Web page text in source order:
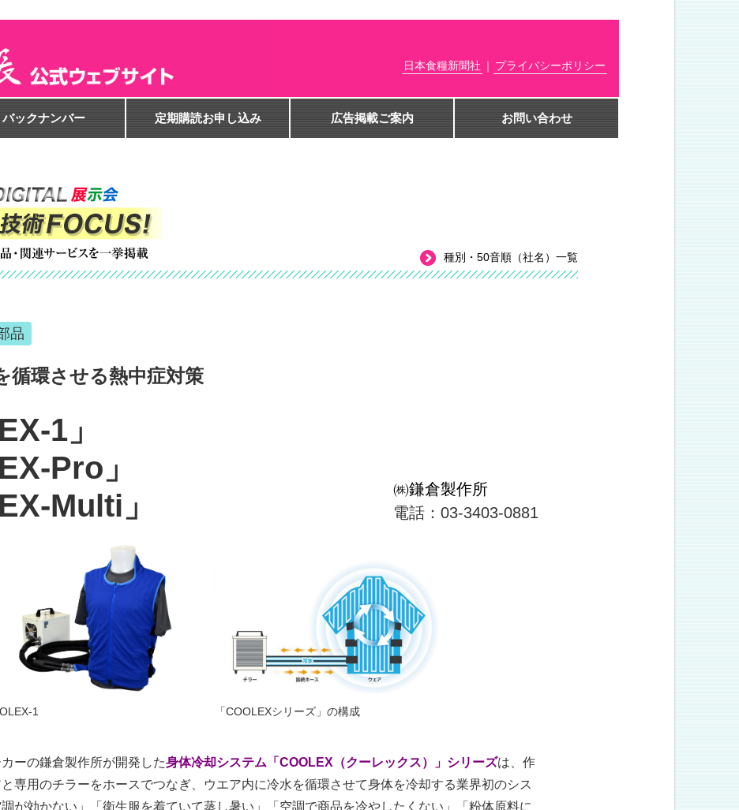
日本食糧新聞社 プライバシーポリシー
バックナンバー 定期購読お申し込み 広告掲載ご案内 お問い合わせ
種別・50音順（社名）一覧
品
循環させる熱中症対策
1」
Pro」
Multi」
㈱鎌倉製作所
電話：03-3403-0881
1 「COOLEXシリーズ」の構成
ーの鎌倉製作所が開発した身体冷却システム「COOLEX（クーレックス）」シリーズは、作
専用のチラーをホースでつなぎ、ウエア内に冷水を循環させて身体を冷却する業界初のシス
が効かない」「衛生服を着ていて蒸し暑い」「空調で商品を冷やしたくない」「粉体原料に